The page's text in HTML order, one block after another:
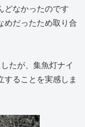
どなかったのです
めだったため取り合
たが、集魚灯ナイ
することを実感しま